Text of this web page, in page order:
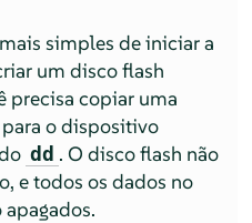
simples de iniciar a
um disco flash
precisa copiar uma
o dispositivo
dd . O disco flash não
e todos os dados no